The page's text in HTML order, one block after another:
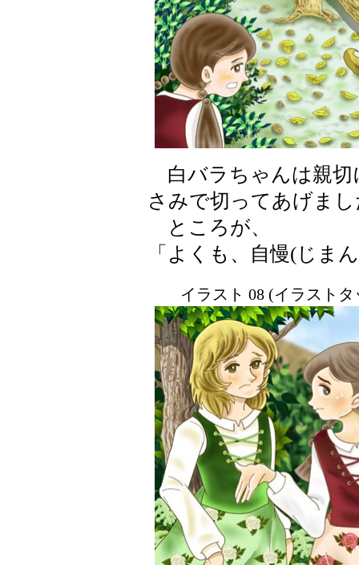
白バラちゃんは親切
さみで切ってあげま
ところが、
「よくも、自慢(じま
イラスト 08 (イラスト